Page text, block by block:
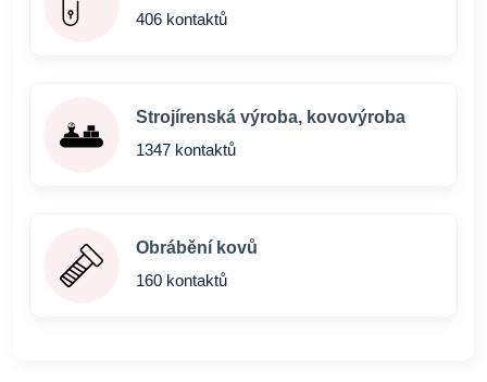
406 kontaktů
Strojírenská výroba, kovovýroba
1347 kontaktů
Obrábění kovů
160 kontaktů